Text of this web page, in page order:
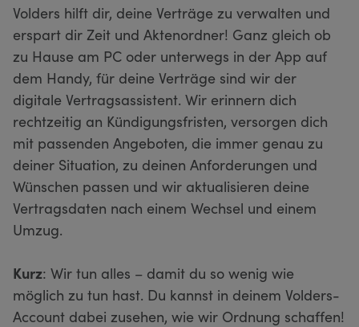
Volders hilft dir, deine Verträge zu verwalten und
erspart dir Zeit und Aktenordner! Ganz gleich ob
zu Hause am PC oder unterwegs in der App auf
dem Handy, für deine Verträge sind wir der
digitale Vertragsassistent. Wir erinnern dich
rechtzeitig an Kündigungsfristen, versorgen dich
mit passenden Angeboten, die immer genau zu
deiner Situation, zu deinen Anforderungen und
Wünschen passen und wir aktualisieren deine
Vertragsdaten nach einem Wechsel und einem
Umzug.
Kurz: Wir tun alles – damit du so wenig wie
möglich zu tun hast. Du kannst in deinem Volders-
Account dabei zusehen, wie wir Ordnung schaffen!